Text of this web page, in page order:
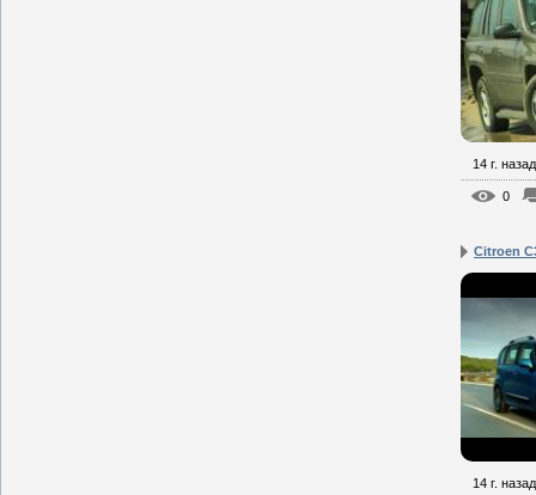
14 г. назад
0
Citroen
14 г. назад